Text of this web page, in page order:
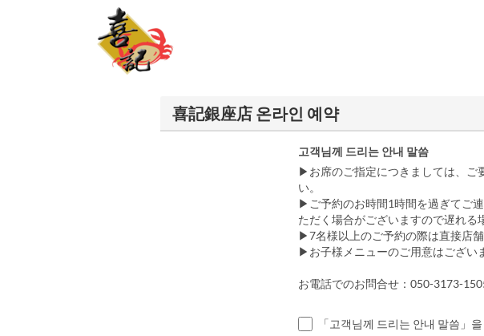
喜記銀座店 온라인 예약
고객님께 드리는 안내 말씀
▶お席のご指定につきましては、ご
い。
▶ご予約のお時間1時間を過ぎてご
ただく場合がございますので遅れる
▶7名様以上のご予約の際は直接店
▶お子様メニューのご用意はござい
お電話でのお問合せ：050-3173-
「고객님께 드리는 안내 말씀」